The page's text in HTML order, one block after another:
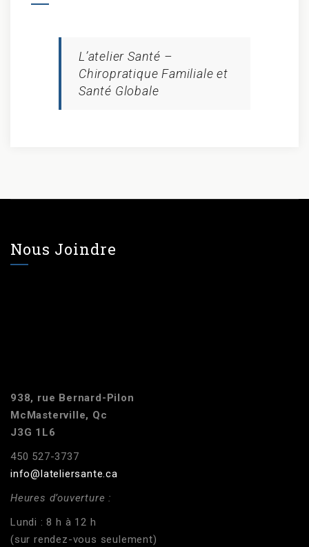
L’atelier Santé –
Chiropratique Familiale et
Santé Globale
Nous Joindre
938, rue Bernard-Pilon
McMasterville, Qc
J3G 1L6
450 527-3737
info@lateliersante.ca
Heures d’ouverture :
Lundi : 8 h à 12 h
(sur rendez-vous seulement)